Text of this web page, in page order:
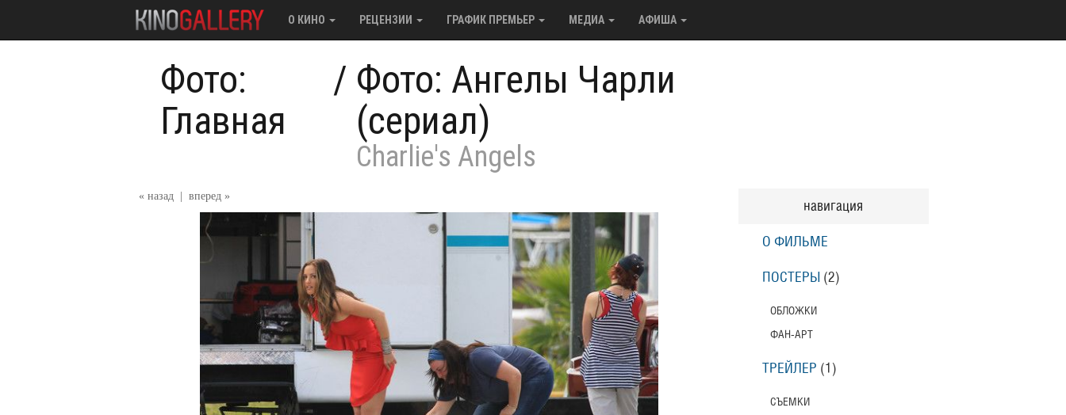
О КИНО РЕЦЕНЗИИ ГРАФИК ПРЕМЬЕР МЕДИА АФИША
Фото:
Главная
/ Фото: Ангелы Чарли
(сериал)
Charlie's Angels
« назад вперед »
навигация
О ФИЛЬМЕ
ПОСТЕРЫ (2)
ОБЛОЖКИ
ФАН-АРТ
ТРЕЙЛЕР (1)
СЪЕМКИ